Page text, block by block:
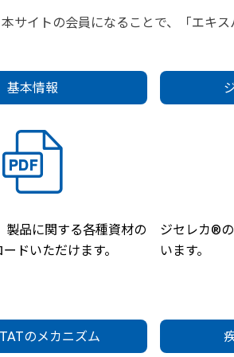
本サイトの会員になることで、「エキ
基本情報
製品に関する各種資材の
ドいただけます。
ジセレカ®
います。
のメカニズム